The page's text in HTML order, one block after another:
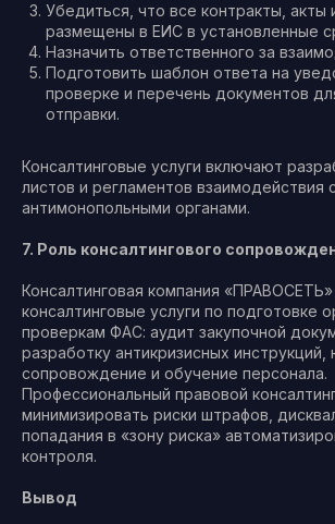
Убедиться, что все контракты, акты
размещены в ЕИС в установленные
Назначить ответственного за
Подготовить шаблон ответа на
проверке и перечень документов
отправки.
Консалтинговые услуги включают
листов и регламентов взаимодействия с
антимонопольными органами.
7. Роль консалтингового
Консалтинговая компания
консалтинговые услуги по подготовке
проверкам ФАС: аудит закупочной
разработку антикризисных
сопровождение и обучение персонала.
Профессиональный правовой
минимизировать риски штрафов,
попадания в «зону риска»
контроля.
Вывод